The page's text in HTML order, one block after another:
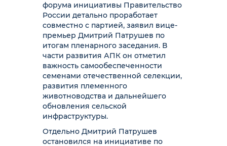
форума инициативы Правительство
России детально проработает
совместно с партией, заявил вице-
премьер Дмитрий Патрушев по
итогам пленарного заседания. В
части развития АПК он отметил
важность самообеспеченности
семенами отечественной селекции,
развития племенного
животноводства и дальнейшего
обновления сельской
инфраструктуры.
Отдельно Дмитрий Патрушев
остановился на инициативе по